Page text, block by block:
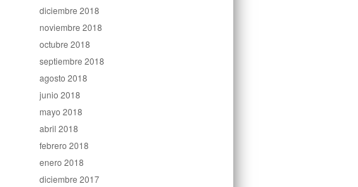
diciembre 2018
noviembre 2018
octubre 2018
septiembre 2018
agosto 2018
junio 2018
mayo 2018
abril 2018
febrero 2018
enero 2018
diciembre 2017